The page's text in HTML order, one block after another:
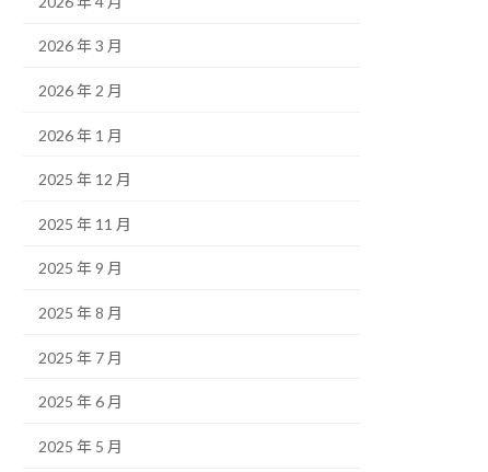
2026 年 3 月
2026 年 2 月
2026 年 1 月
2025 年 12 月
2025 年 11 月
2025 年 9 月
2025 年 8 月
2025 年 7 月
2025 年 6 月
2025 年 5 月